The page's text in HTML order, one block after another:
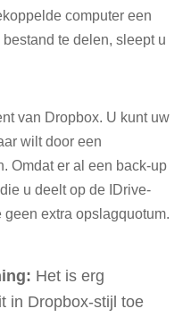
computer een
te delen, sleept u
van Dropbox. U kunt uw
wilt door een
Omdat er al een back-up
u deelt op de IDrive-
extra opslagquotum.
Het is erg
in Dropbox-stijl toe